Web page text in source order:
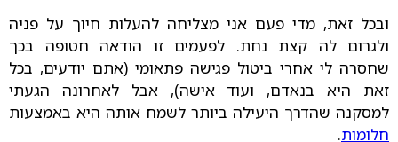
ובכל זאת, מדי פעם אני מצליחה להעלות חיוך על פניה
ולגרום לה קצת נחת. לפעמים זו הודאה חטופה בכך
שחסרה לי אחרי ביטול פגישה פתאומי (אתם יודעים, בכל
זאת היא בנאדם, ועוד אישה), אבל לאחרונה הגעתי
למסקנה שהדרך היעילה ביותר לשמח אותה היא באמצעות
חלומות.